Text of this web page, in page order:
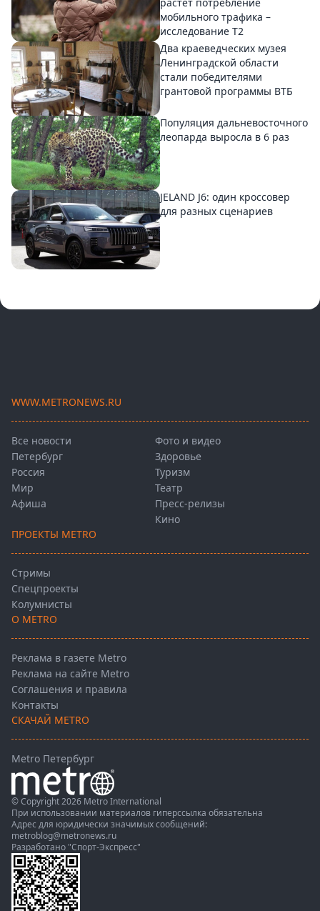
мобильного трафика –
исследование T2
Два краеведческих музея
Ленинградской области
стали победителями
грантовой программы ВТБ
Популяция дальневосточного
леопарда выросла в 6 раз
JELAND J6: один кроссовер
для разных сценариев
WWW.METRONEWS.RU
Все новости
Петербург
Россия
Мир
Афиша
Фото и видео
Здоровье
Туризм
Театр
Пресс-релизы
Кино
ПРОЕКТЫ METRO
Стримы
Спецпроекты
Колумнисты
О METRO
Реклама в газете Metro
Реклама на сайте Metro
Соглашения и правила
Контакты
СКАЧАЙ METRO
Metro Петербург
© Copyright 2026 Metro International
При использовании материалов гиперссылка обязательна
Адрес для юридически значимых сообщений:
metroblog@metronews.ru
Разработано "Спорт-Экспресс"